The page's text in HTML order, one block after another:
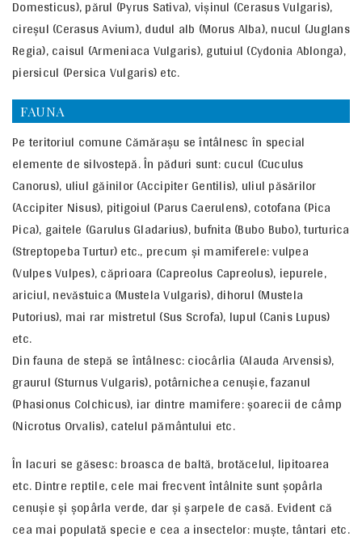
Domesticus), părul (Pyrus Sativa), vişinul (Cerasus Vulgaris),
cireşul (Cerasus Avium), dudul alb (Morus Alba), nucul (Juglans
Regia), caisul (Armeniaca Vulgaris), gutuiul (Cydonia Ablonga),
piersicul (Persica Vulgaris) etc.
FAUNA
Pe teritoriul comune Cămăraşu se întâlnesc în special
elemente de silvostepă. În păduri sunt: cucul (Cuculus
Canorus), uliul găinilor (Accipiter Gentilis), uliul păsărilor
(Accipiter Nisus), pitigoiul (Parus Caerulens), cotofana (Pica
Pica), gaitele (Garulus Gladarius), bufnita (Bubo Bubo), turturica
(Streptopeba Turtur) etc., precum şi mamiferele: vulpea
(Vulpes Vulpes), căprioara (Capreolus Capreolus), iepurele,
ariciul, nevăstuica (Mustela Vulgaris), dihorul (Mustela
Putorius), mai rar mistretul (Sus Scrofa), lupul (Canis Lupus)
etc.
Din fauna de stepă se întâlnesc: ciocârlia (Alauda Arvensis),
graurul (Sturnus Vulgaris), potârnichea cenuşie, fazanul
(Phasionus Colchicus), iar dintre mamifere: şoarecii de câmp
(Nicrotus Orvalis), catelul pământului etc.
În lacuri se găsesc: broasca de baltă, brotăcelul, lipitoarea
etc. Dintre reptile, cele mai frecvent întâlnite sunt şopârla
cenuşie şi şopârla verde, dar şi şarpele de casă. Evident că
cea mai populată specie e cea a insectelor: muşte, tântari etc.